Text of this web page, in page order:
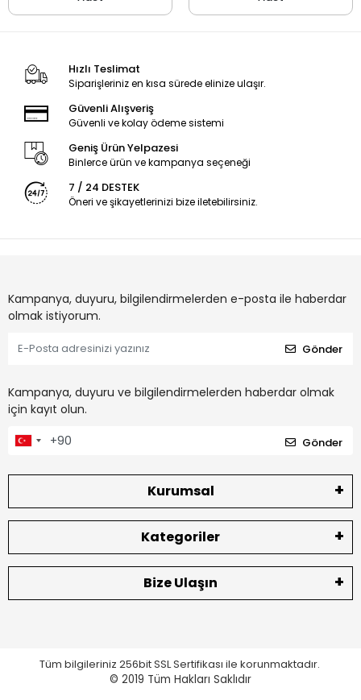
Hızlı Teslimat
Siparişleriniz en kısa sürede elinize ulaşır.
Güvenli Alışveriş
Güvenli ve kolay ödeme sistemi
Geniş Ürün Yelpazesi
Binlerce ürün ve kampanya seçeneği
7 / 24 DESTEK
Öneri ve şikayetlerinizi bize iletebilirsiniz.
Kampanya, duyuru, bilgilendirmelerden e-posta ile haberdar
olmak istiyorum.
Gönder
Kampanya, duyuru ve bilgilendirmelerden haberdar olmak
için kayıt olun.
Gönder
Kurumsal
Kategoriler
Bize Ulaşın
Tüm bilgileriniz 256bit SSL Sertifikası ile korunmaktadır.
© 2019 Tüm Hakları Saklıdır